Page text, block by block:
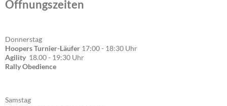
Öffnungszeiten
Donnerstag
Hoopers Turnier-Läufer 17:00 - 18:30 Uhr
Agility 18.00 - 19:30 Uhr
Rally Obedience
Samstag